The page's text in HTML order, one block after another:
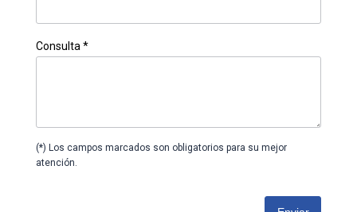
Consulta *
(*) Los campos marcados son obligatorios para su mejor
atención.